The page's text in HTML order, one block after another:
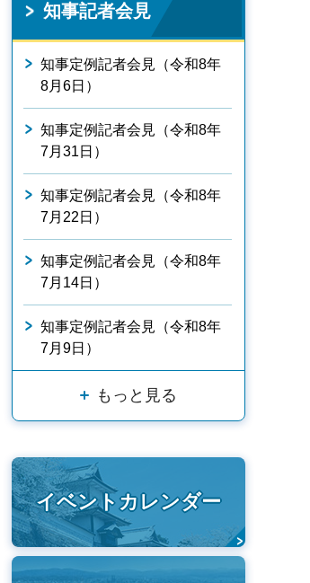
知事記者会見
知事定例記者会見（令和8年
8月6日）
知事定例記者会見（令和8年
7月31日）
知事定例記者会見（令和8年
7月22日）
知事定例記者会見（令和8年
7月14日）
知事定例記者会見（令和8年
7月9日）
もっと見る
イベントカレンダー